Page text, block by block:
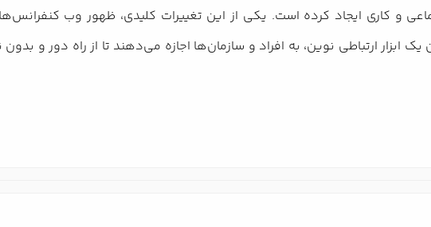
و کاری ایجاد کرده است. یکی از این تغییرات کلیدی، ظهور وب
ابزار ارتباطی نوین، به افراد و سازمان‌ها اجازه می‌دهند تا از راه دور و